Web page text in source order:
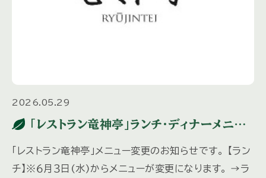
2026.05.29
「レストラン竜神亭」ランチ・ディナーメニュ
「レストラン竜神亭」メニュー変更のお知らせです。 【ラン
チ】※６月３日(水)からメニューが変更になります。 →ラ